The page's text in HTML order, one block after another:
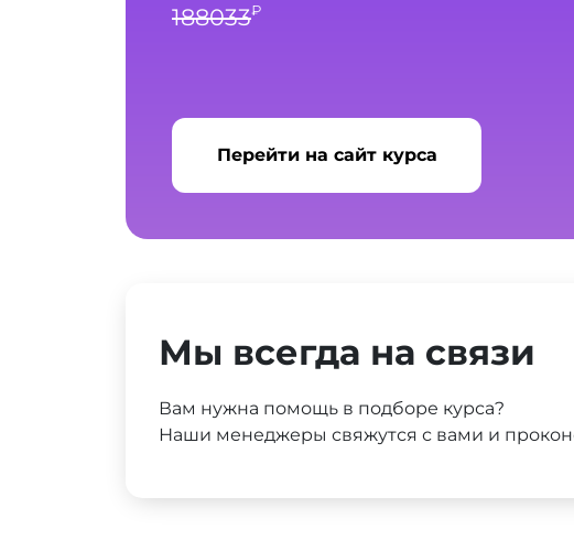
188033₽
Перейти на сайт курса
Мы всегда на связи
Вам нужна помощь в подборе курса?
Наши менеджеры свяжутся с вами и